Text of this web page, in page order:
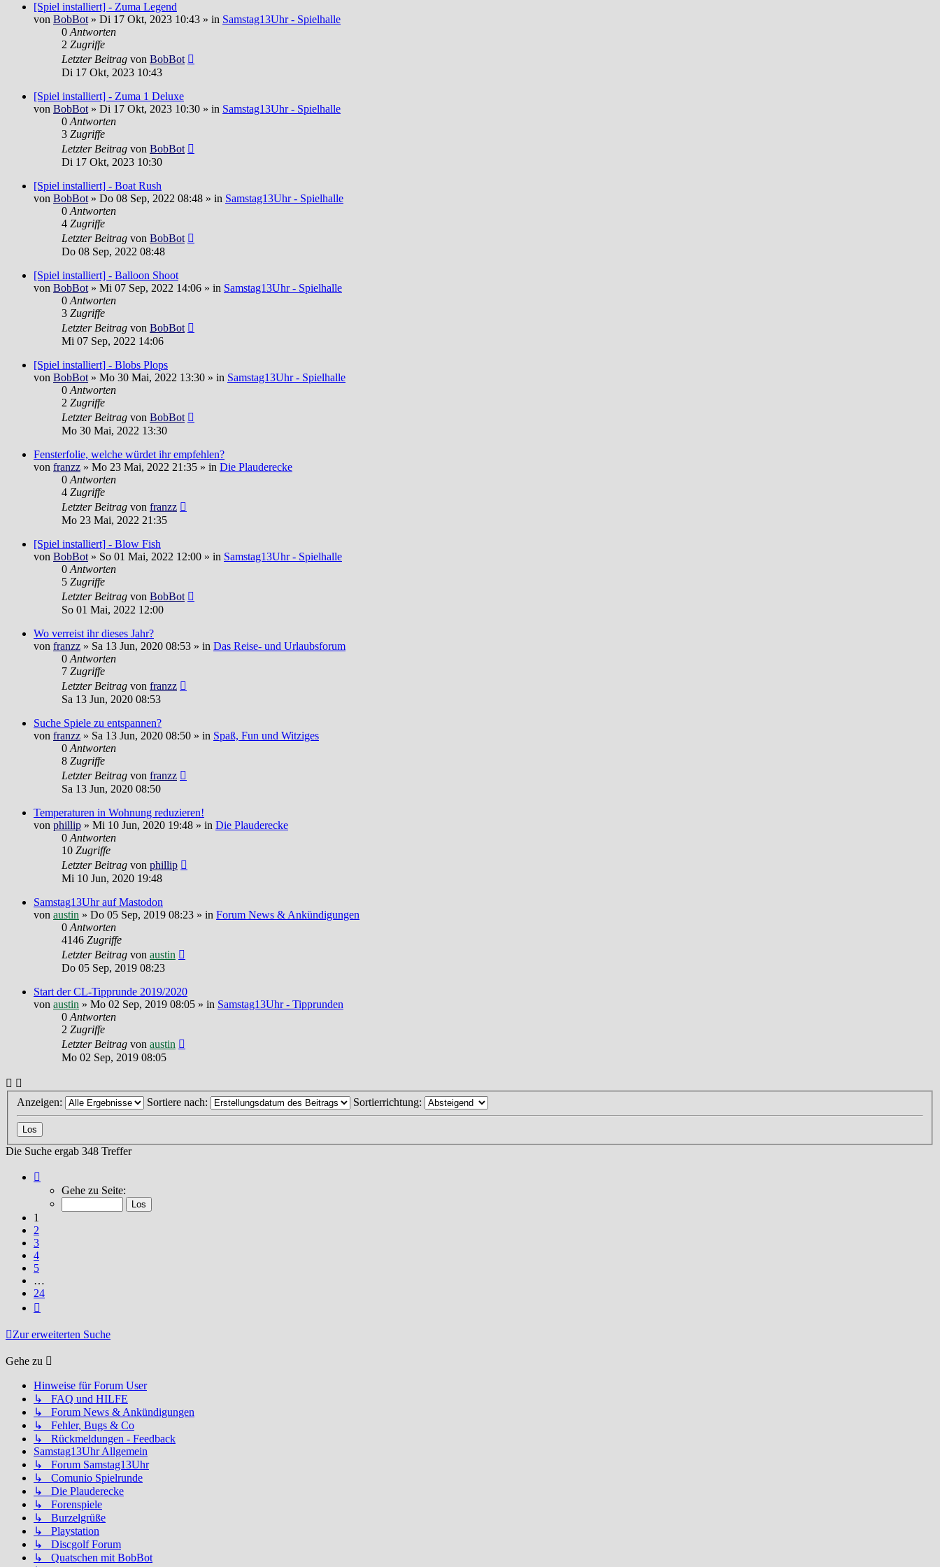
[Spiel installiert] - Zuma Legend
von BobBot » Di 17 Okt, 2023 10:43 » in Samstag13Uhr - Spielhalle
0 Antworten
2 Zugriffe
Letzter Beitrag von BobBot
Di 17 Okt, 2023 10:43
[Spiel installiert] - Zuma 1 Deluxe
von BobBot » Di 17 Okt, 2023 10:30 » in Samstag13Uhr - Spielhalle
0 Antworten
3 Zugriffe
Letzter Beitrag von BobBot
Di 17 Okt, 2023 10:30
[Spiel installiert] - Boat Rush
von BobBot » Do 08 Sep, 2022 08:48 » in Samstag13Uhr - Spielhalle
0 Antworten
4 Zugriffe
Letzter Beitrag von BobBot
Do 08 Sep, 2022 08:48
[Spiel installiert] - Balloon Shoot
von BobBot » Mi 07 Sep, 2022 14:06 » in Samstag13Uhr - Spielhalle
0 Antworten
3 Zugriffe
Letzter Beitrag von BobBot
Mi 07 Sep, 2022 14:06
[Spiel installiert] - Blobs Plops
von BobBot » Mo 30 Mai, 2022 13:30 » in Samstag13Uhr - Spielhalle
0 Antworten
2 Zugriffe
Letzter Beitrag von BobBot
Mo 30 Mai, 2022 13:30
Fensterfolie, welche würdet ihr empfehlen?
von franzz » Mo 23 Mai, 2022 21:35 » in Die Plauderecke
0 Antworten
4 Zugriffe
Letzter Beitrag von franzz
Mo 23 Mai, 2022 21:35
[Spiel installiert] - Blow Fish
von BobBot » So 01 Mai, 2022 12:00 » in Samstag13Uhr - Spielhalle
0 Antworten
5 Zugriffe
Letzter Beitrag von BobBot
So 01 Mai, 2022 12:00
Wo verreist ihr dieses Jahr?
von franzz » Sa 13 Jun, 2020 08:53 » in Das Reise- und Urlaubsforum
0 Antworten
7 Zugriffe
Letzter Beitrag von franzz
Sa 13 Jun, 2020 08:53
Suche Spiele zu entspannen?
von franzz » Sa 13 Jun, 2020 08:50 » in Spaß, Fun und Witziges
0 Antworten
8 Zugriffe
Letzter Beitrag von franzz
Sa 13 Jun, 2020 08:50
Temperaturen in Wohnung reduzieren!
von phillip » Mi 10 Jun, 2020 19:48 » in Die Plauderecke
0 Antworten
10 Zugriffe
Letzter Beitrag von phillip
Mi 10 Jun, 2020 19:48
Samstag13Uhr auf Mastodon
von austin » Do 05 Sep, 2019 08:23 » in Forum News & Ankündigungen
0 Antworten
4146 Zugriffe
Letzter Beitrag von austin
Do 05 Sep, 2019 08:23
Start der CL-Tipprunde 2019/2020
von austin » Mo 02 Sep, 2019 08:05 » in Samstag13Uhr - Tipprunden
0 Antworten
2 Zugriffe
Letzter Beitrag von austin
Mo 02 Sep, 2019 08:05
Anzeigen: Sortiere nach: Sortierrichtung:
Die Suche ergab 348 Treffer
von
Gehe zu Seite:
1
2
3
4
5
…
24
Zur erweiterten Suche
Gehe zu
Hinweise für Forum User
↳ FAQ und HILFE
↳ Forum News & Ankündigungen
↳ Fehler, Bugs & Co
↳ Rückmeldungen - Feedback
Samstag13Uhr Allgemein
↳ Forum Samstag13Uhr
↳ Comunio Spielrunde
↳ Die Plauderecke
↳ Forenspiele
↳ Burzelgrüße
↳ Playstation
↳ Discgolf Forum
↳ Quatschen mit BobBot